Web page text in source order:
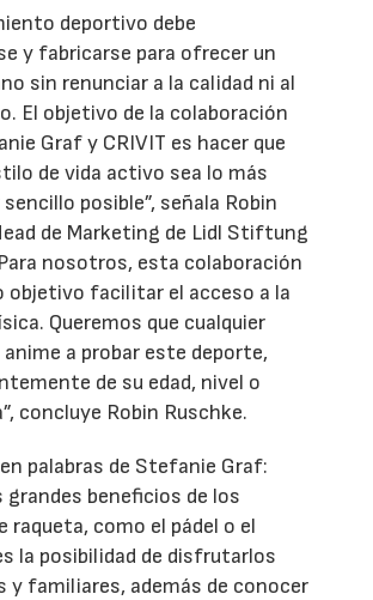
deportivo debe
y fabricarse para ofrecer un
sin renunciar a la calidad ni al
El objetivo de la colaboración
Graf y CRIVIT es hacer que
de vida activo sea lo más
posible”, señala Robin
de Marketing de Lidl Stiftung
nosotros, esta colaboración
objetivo facilitar el acceso a la
Queremos que cualquier
anime a probar este deporte,
de su edad, nivel o
concluye Robin Ruschke.
palabras de Stefanie Graf:
grandes beneficios de los
raqueta, como el pádel o el
la posibilidad de disfrutarlos
y familiares, además de conocer